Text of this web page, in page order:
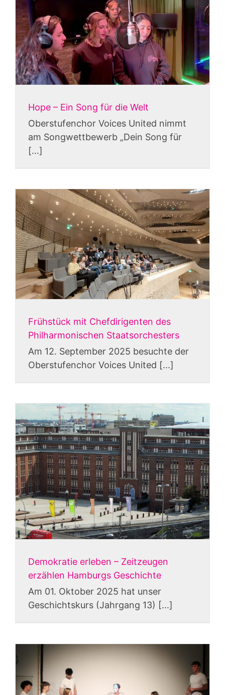
Hope – Ein Song für die Welt
Oberstufenchor Voices United nimmt
am Songwettbewerb „Dein Song für
[...]
Frühstück mit Chefdirigenten des
Philharmonischen Staatsorchesters
Am 12. September 2025 besuchte der
Oberstufenchor Voices United [...]
Demokratie erleben – Zeitzeugen
erzählen Hamburgs Geschichte
Am 01. Oktober 2025 hat unser
Geschichtskurs (Jahrgang 13) [...]